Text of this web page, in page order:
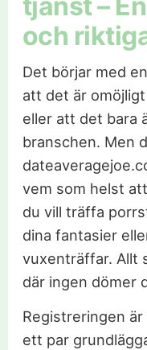
och
Det börjar med
att det är
eller att det bara
branschen. Men
vem som helst
du vill träffa
dina fantasier
vuxenträffar. Allt
där ingen dömer
Registreringen
ett par